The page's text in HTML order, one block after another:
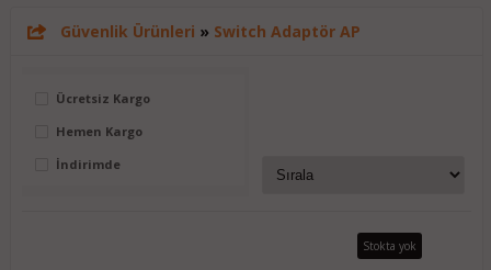
Güvenlik Ürünleri » Switch Adaptör AP
Ücretsiz Kargo
Hemen Kargo
İndirimde
Stokta yok